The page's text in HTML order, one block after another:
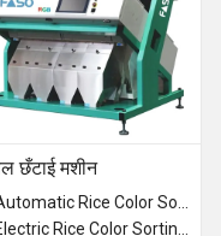
छँटाई मशीन